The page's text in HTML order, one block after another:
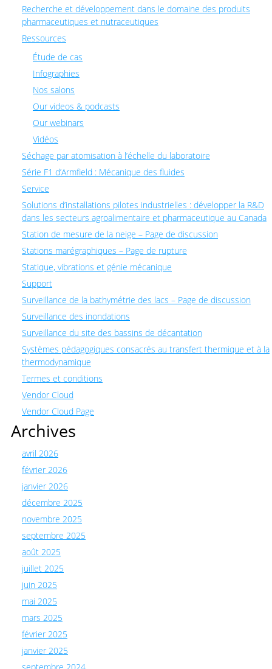
Recherche et développement dans le domaine des produits
pharmaceutiques et nutraceutiques
Ressources
Étude de cas
Infographies
Nos salons
Our videos & podcasts
Our webinars
Vidéos
Séchage par atomisation à l’échelle du laboratoire
Série F1 d’Armfield : Mécanique des fluides
Service
Solutions d’installations pilotes industrielles : développer la R&D
dans les secteurs agroalimentaire et pharmaceutique au Canada
Station de mesure de la neige – Page de discussion
Stations marégraphiques – Page de rupture
Statique, vibrations et génie mécanique
Support
Surveillance de la bathymétrie des lacs – Page de discussion
Surveillance des inondations
Surveillance du site des bassins de décantation
Systèmes pédagogiques consacrés au transfert thermique et à la
thermodynamique
Termes et conditions
Vendor Cloud
Vendor Cloud Page
Archives
avril 2026
février 2026
janvier 2026
décembre 2025
novembre 2025
septembre 2025
août 2025
juillet 2025
juin 2025
mai 2025
mars 2025
février 2025
janvier 2025